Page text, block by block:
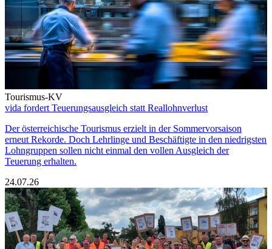
Tourismus-KV
vida fordert Teuerungsausgleich statt Reallohnverlust
Der österreichische Tourismus erzielt in der Sommervorsaison
erneut Rekorde. Doch Lehrlinge und Beschäftigte in den niedrigsten
Lohngruppen sollen nicht einmal den vollen Ausgleich der
Teuerung erhalten.
24.07.26